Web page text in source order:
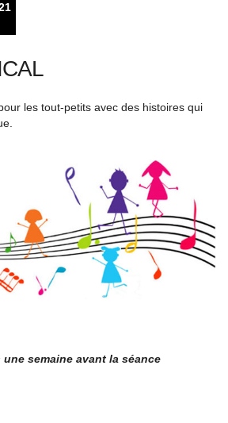
les tout-petits avec des histoires qui
semaine avant la séance